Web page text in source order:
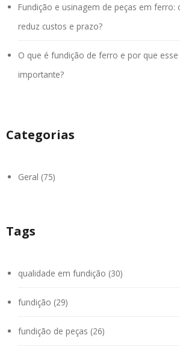
Fundição e usinagem de peças em ferro:
reduz custos e prazo?
O que é fundição de ferro e por que
importante?
Categorias
Geral (75)
Tags
qualidade em fundição (30)
fundição (29)
fundição de peças (26)